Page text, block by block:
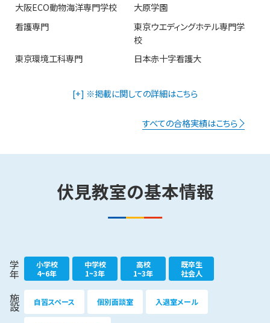
大阪ECO動物海洋専門学校
大原学園
看護専門
東京ウエディングホテル専門学
校
東京環境工科専門
日本赤十字看護大
[+] ※掲載に関しての詳細はこちら
すべての合格実績はこちら
伏見​教室の基本情報
学年
小学校
4~6年
中学校
1~3年
高校
1~3年
既卒生
社会人
施設 自習スペース 個別面談室 入退室メール